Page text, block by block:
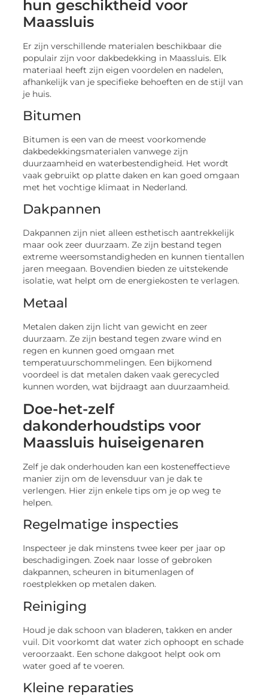
hun geschiktheid voor
Maassluis
Er zijn verschillende materialen beschikbaar die
populair zijn voor dakbedekking in Maassluis. Elk
materiaal heeft zijn eigen voordelen en nadelen,
afhankelijk van je specifieke behoeften en de stijl van
je huis.
Bitumen
Bitumen is een van de meest voorkomende
dakbedekkingsmaterialen vanwege zijn
duurzaamheid en waterbestendigheid. Het wordt
vaak gebruikt op platte daken en kan goed omgaan
met het vochtige klimaat in Nederland.
Dakpannen
Dakpannen zijn niet alleen esthetisch aantrekkelijk
maar ook zeer duurzaam. Ze zijn bestand tegen
extreme weersomstandigheden en kunnen tientallen
jaren meegaan. Bovendien bieden ze uitstekende
isolatie, wat helpt om de energiekosten te verlagen.
Metaal
Metalen daken zijn licht van gewicht en zeer
duurzaam. Ze zijn bestand tegen zware wind en
regen en kunnen goed omgaan met
temperatuurschommelingen. Een bijkomend
voordeel is dat metalen daken vaak gerecycled
kunnen worden, wat bijdraagt aan duurzaamheid.
Doe-het-zelf
dakonderhoudstips voor
Maassluis huiseigenaren
Zelf je dak onderhouden kan een kosteneffectieve
manier zijn om de levensduur van je dak te
verlengen. Hier zijn enkele tips om je op weg te
helpen.
Regelmatige inspecties
Inspecteer je dak minstens twee keer per jaar op
beschadigingen. Zoek naar losse of gebroken
dakpannen, scheuren in bitumenlagen of
roestplekken op metalen daken.
Reiniging
Houd je dak schoon van bladeren, takken en ander
vuil. Dit voorkomt dat water zich ophoopt en schade
veroorzaakt. Een schone dakgoot helpt ook om
water goed af te voeren.
Kleine reparaties